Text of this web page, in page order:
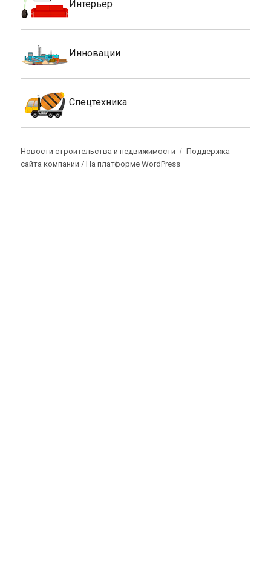
Интерьер
Инновации
Спецтехника
Новости строительства и недвижимости
Поддержка
сайта компании /На платформе WordPress